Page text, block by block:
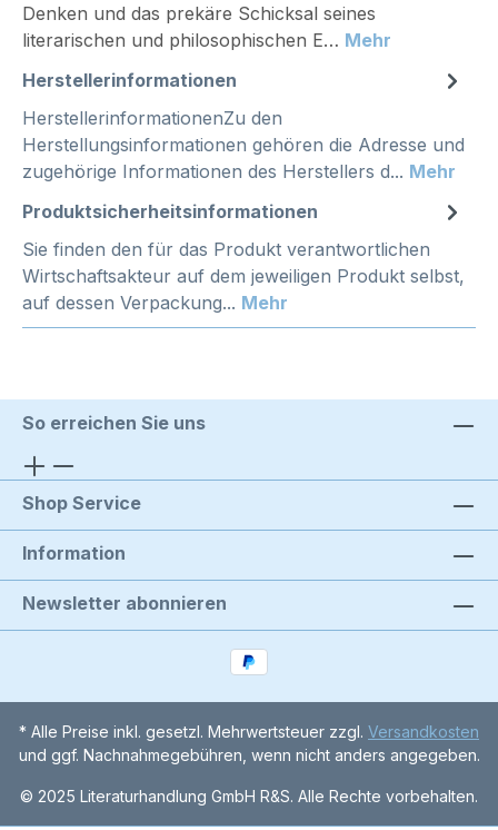
Denken und das prekäre Schicksal seines
literarischen und philosophischen E… Mehr
Herstellerinformationen
HerstellerinformationenZu den
Herstellungsinformationen gehören die Adresse und
zugehörige Informationen des Herstellers d... Mehr
Produktsicherheitsinformationen
Sie finden den für das Produkt verantwortlichen
Wirtschaftsakteur auf dem jeweiligen Produkt selbst,
auf dessen Verpackung... Mehr
So erreichen Sie uns
Shop Service
Information
Newsletter abonnieren
* Alle Preise inkl. gesetzl. Mehrwertsteuer zzgl. Versandkosten
und ggf. Nachnahmegebühren, wenn nicht anders angegeben.
© 2025 Literaturhandlung GmbH R&S. Alle Rechte vorbehalten.